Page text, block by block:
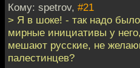
Кому: spetrov, #21
> Я в шоке! - так надо
мирные инициативы у
мешают русские, не
палестинцев?